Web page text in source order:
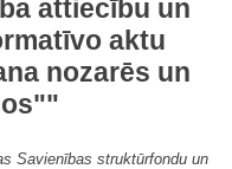
attiecību un
aktu
nozarēs un
Savienības struktūrfondu un